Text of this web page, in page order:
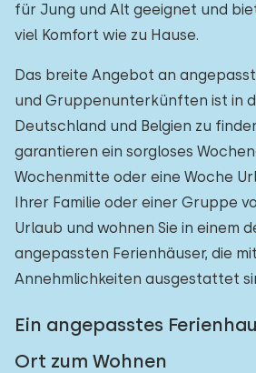
für Jung und Alt geeignet und
viel Komfort wie zu Hause.
Das breite Angebot an
und Gruppenunterkünften ist in
Deutschland und Belgien zu
garantieren ein sorgloses
Wochenmitte oder eine Woche
Ihrer Familie oder einer Gruppe
Urlaub und wohnen Sie in einem
angepassten Ferienhäuser, die
Annehmlichkeiten ausgestattet
Ein angepasstes
Ort zum Wohnen